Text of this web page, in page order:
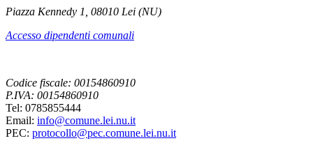
Piazza Kennedy 1, 08010 Lei (NU)
Accesso dipendenti comunali
Codice fiscale: 00154860910
P.IVA: 00154860910
Tel: 0785855444
Email: info@comune.lei.nu.it
PEC: protocollo@pec.comune.lei.nu.it